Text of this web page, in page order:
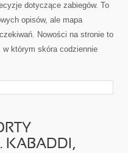
dotyczące zabiegów. To
opisów, ale mapa
Nowości na stronie to
w którym skóra codziennie
KABADDI,